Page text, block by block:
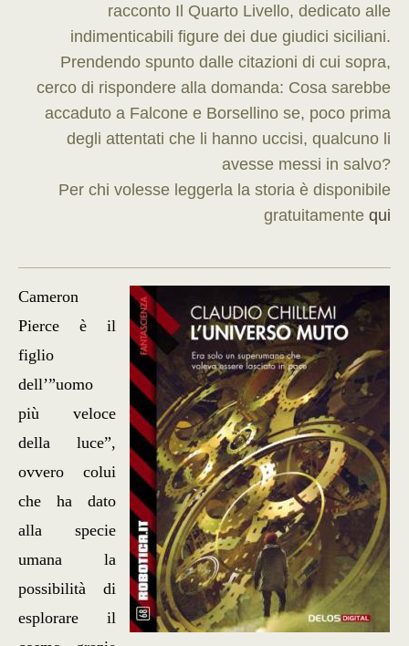
racconto Il Quarto Livello, dedicato alle
indimenticabili figure dei due giudici siciliani.
Prendendo spunto dalle citazioni di cui sopra,
cerco di rispondere alla domanda: Cosa sarebbe
accaduto a Falcone e Borsellino se, poco prima
degli attentati che li hanno uccisi, qualcuno li
avesse messi in salvo?
Per chi volesse leggerla la storia è disponibile
gratuitamente qui
Cameron
Pierce è il
figlio
dell’”uomo
più veloce
della luce”,
ovvero colui
che ha dato
alla specie
umana la
possibilità di
esplorare il